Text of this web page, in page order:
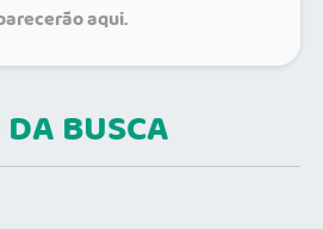
aqui.
BUSCA